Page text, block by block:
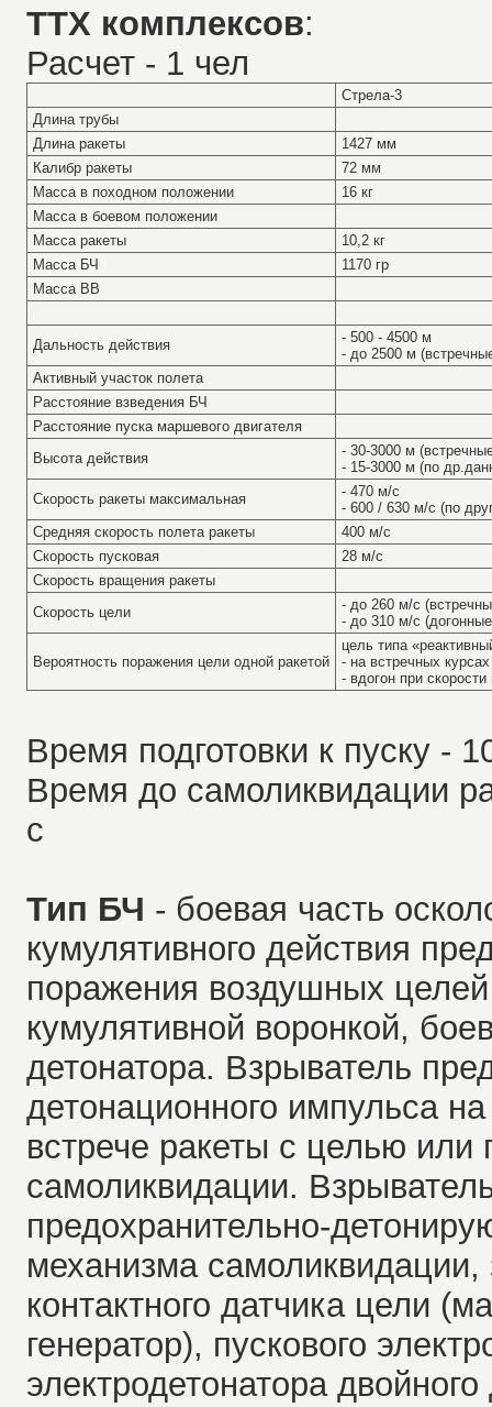
ТТХ комплексов:
Расчет - 1 чел
Стрела-3
Длина трубы
Длина ракеты
1427 мм
Калибр ракеты
72 мм
Масса в походном положении
16 кг
Масса в боевом положении
Масса ракеты
10,2 кг
Масса БЧ
1170 гр
Масса ВВ
Дальность действия
- 500 - 4500 м
- до 2500 м
Активный участок полета
Расстояние взведения БЧ
Расстояние пуска маршевого двигателя
Высота действия
- 30-3000 м
- 15-3000 м (по
Скорость ракеты максимальная
- 470 м/с
- 600 / 630 м/с (по
Средняя скорость полета ракеты
400 м/с
Скорость пусковая
28 м/с
Скорость вращения ракеты
Скорость цели
- до 260 м/с
- до 310 м/с
Вероятность поражения цели одной ракетой
цель типа
- на встречных
- вдогон при
Время подготовки к пуску -
Время до самоликвидации
с
Тип БЧ - боевая часть
кумулятивного действия
поражения воздушных целей
кумулятивной воронкой,
детонатора. Взрыватель
детонационного импульса
встрече ракеты с целью или
самоликвидации.
предохранительно-
механизма самоликвидации,
контактного датчика цели
генератор), пускового
электродетонатора